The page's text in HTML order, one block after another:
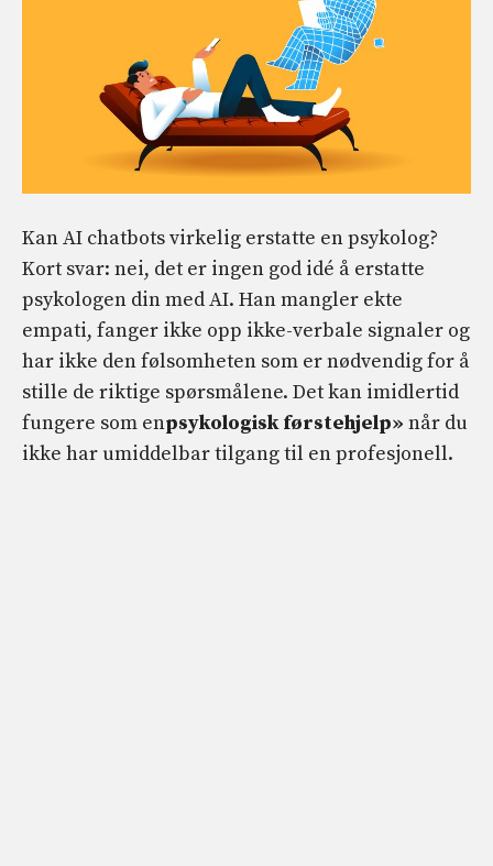
Kan AI chatbots virkelig erstatte en psykolog?
Kort svar: nei, det er ingen god idé å erstatte
psykologen din med AI. Han mangler ekte
empati, fanger ikke opp ikke-verbale signaler og
har ikke den følsomheten som er nødvendig for å
stille de riktige spørsmålene. Det kan imidlertid
fungere som enpsykologisk førstehjelp» når du
ikke har umiddelbar tilgang til en profesjonell.